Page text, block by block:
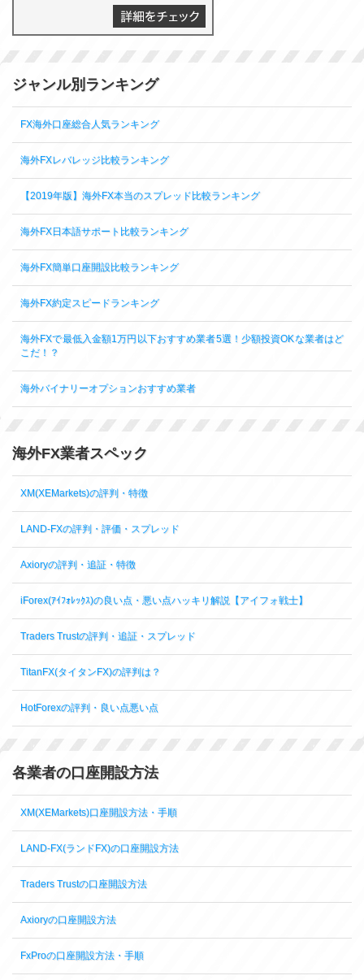
ジャンル別ランキング
FX海外口座総合人気ランキング
海外FXレバレッジ比較ランキング
【2019年版】海外FX本当のスプレッド比較ランキング
海外FX日本語サポート比較ランキング
海外FX簡単口座開設比較ランキング
海外FX約定スピードランキング
海外FXで最低入金額1万円以下おすすめ業者5選！少額投資OKな業者はど
こだ！？
海外バイナリーオプションおすすめ業者
海外FX業者スペック
XM(XEMarkets)の評判・特徴
LAND-FXの評判・評価・スプレッド
Axioryの評判・追証・特徴
iForex(ｱｲﾌｫﾚｯｸｽ)の良い点・悪い点ハッキリ解説【アイフォ戦士】
Traders Trustの評判・追証・スプレッド
TitanFX(タイタンFX)の評判は？
HotForexの評判・良い点悪い点
各業者の口座開設方法
XM(XEMarkets)口座開設方法・手順
LAND-FX(ランドFX)の口座開設方法
Traders Trustの口座開設方法
Axioryの口座開設方法
FxProの口座開設方法・手順